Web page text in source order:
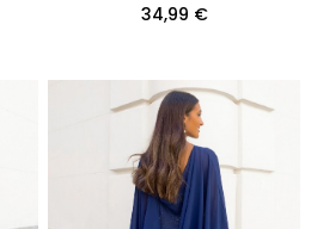
34,99 €